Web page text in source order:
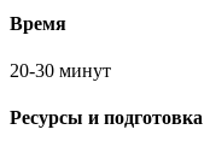
Время
20-30 минут
Ресурсы и подготовка